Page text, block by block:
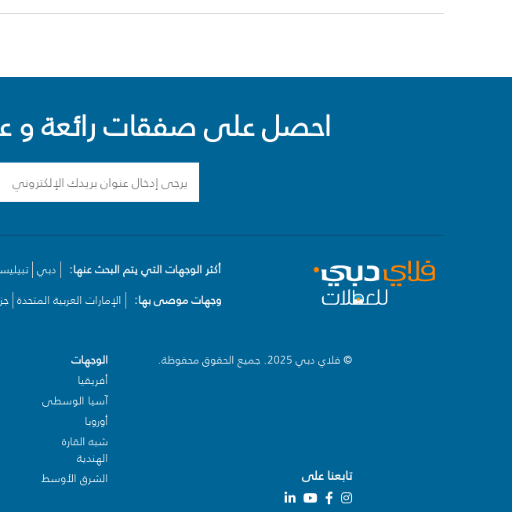
احصل على صفقات رائعة و
أكثر الوجهات التي يتم البحث عنها: دبي
وجهات موصى بها:
الإمارات العربية المتحدة
© فلاي دبي 2025. جميع الحقوق محفوظة.
تابعنا على
الوجهات
أفريقيا
آسيا الوسطى
أوروبا
شبه القارة
الهندية
الشرق الأوسط